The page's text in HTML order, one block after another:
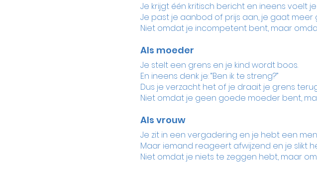
Je krijgt één kritisch bericht en ineens voelt
Je past je aanbod of prijs aan, je gaat
Niet omdat je incompetent bent, maar
Als moeder
Je stelt een grens en je kind wordt boos.
En ineens denk je: “Ben ik te streng?”
Dus je verzacht het of je draait je grens
Niet omdat je geen goede moeder bent,
Als vrouw
Je zit in een vergadering en je hebt een
Maar iemand reageert afwijzend en je slikt
Niet omdat je niets te zeggen hebt, maar